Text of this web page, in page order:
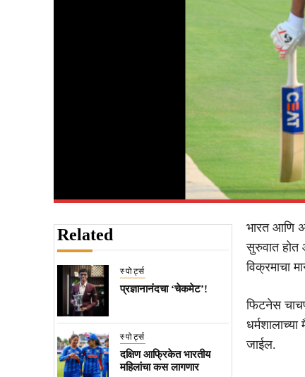
Related
स्पोर्ट्स
प्रज्ञानानंदचा ‘चेकमेट’!
स्पोर्ट्स
दक्षिण आफ्रिकेत भारतीय
महिलांचा कस लागणार
भारत आणि
सुरुवात होत
विक्रमाचा
फिटनेस
जाईल.